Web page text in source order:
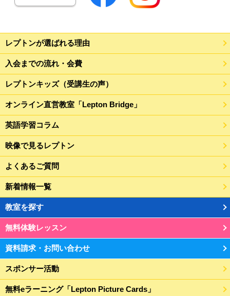
レプトンが選ばれる理由
入会までの流れ・会費
レプトンキッズ（受講生の声）
オンライン直営教室「Lepton Bridge」
英語学習コラム
映像で見るレプトン
よくあるご質問
新着情報一覧
教室を探す
無料体験レッスン
資料請求・お問い合わせ
スポンサー活動
無料eラーニング「Lepton Picture Cards」